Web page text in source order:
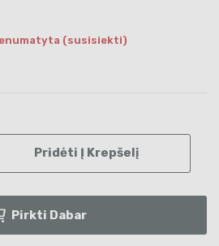
(susisiekti)
Pridėti Į Krepšelį
Pirkti Dabar